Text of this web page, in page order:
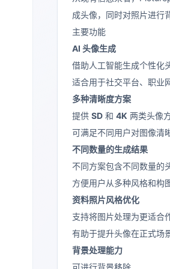
成头像，同时对照片进行
主要功能
AI 头像生成
借助人工智能生成个性化
适合用于社交平台、职业
多种清晰度方案
提供 SD 和 4K 两类头像
可满足不同用户对图像清
不同数量的生成结果
不同方案包含不同数量的
方便用户从多种风格和构
资料照片风格优化
支持将图片处理为更适合
有助于提升头像在正式场
背景处理能力
可进行背景移除